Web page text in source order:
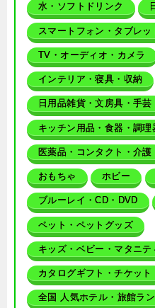
水・ソフトドリンク
スマートフォン・タブレッ
TV・オーディオ・カメラ
インテリア・寝具・収納
日用品雑貨・文房具・手芸
キッチン用品・食器・調理
医薬品・コンタクト・介護
おもちゃ ホビー
ブルーレイ・CD・DVD
ペット・ペットグッズ
キッズ・ベビー・マタニテ
カタログギフト・チケット
全国 人気ホテル・旅館ラ